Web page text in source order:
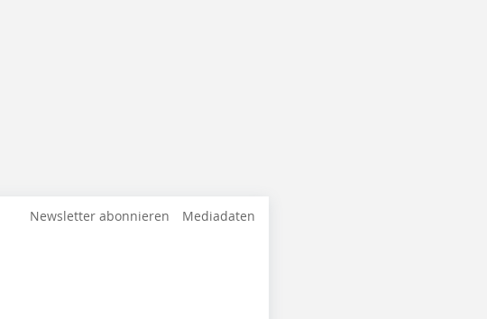
Newsletter abonnieren Mediadaten